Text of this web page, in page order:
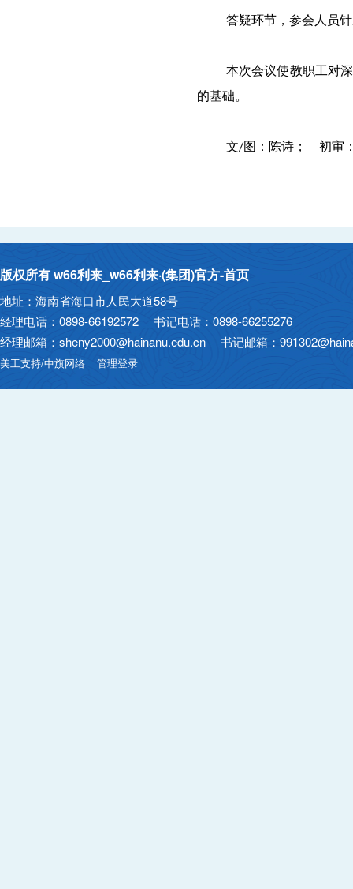
答疑环节，参会人员
本次会议使教职工对
的基础。
文/图：陈诗； 初审
版权所有 w66利来_w66利来·(集团)官方-首页
地址：海南省海口市人民大道58号
经理电话：0898-66192572 书记电话：0898-66255276
经理邮箱：sheny2000@hainanu.edu.cn 书记邮箱：
美工支持/中旗网络 管理登录